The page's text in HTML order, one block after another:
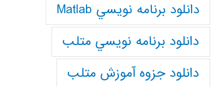
دانلود برنامه نويسي Matlab
دانلود برنامه نويسي متلب
دانلود جزوه آموزش متلب